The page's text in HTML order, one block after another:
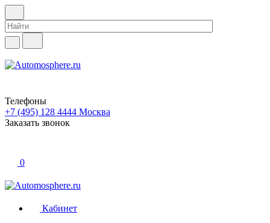
Телефоны
+7 (495) 128 4444 Москва
Заказать звонок
0
Кабинет